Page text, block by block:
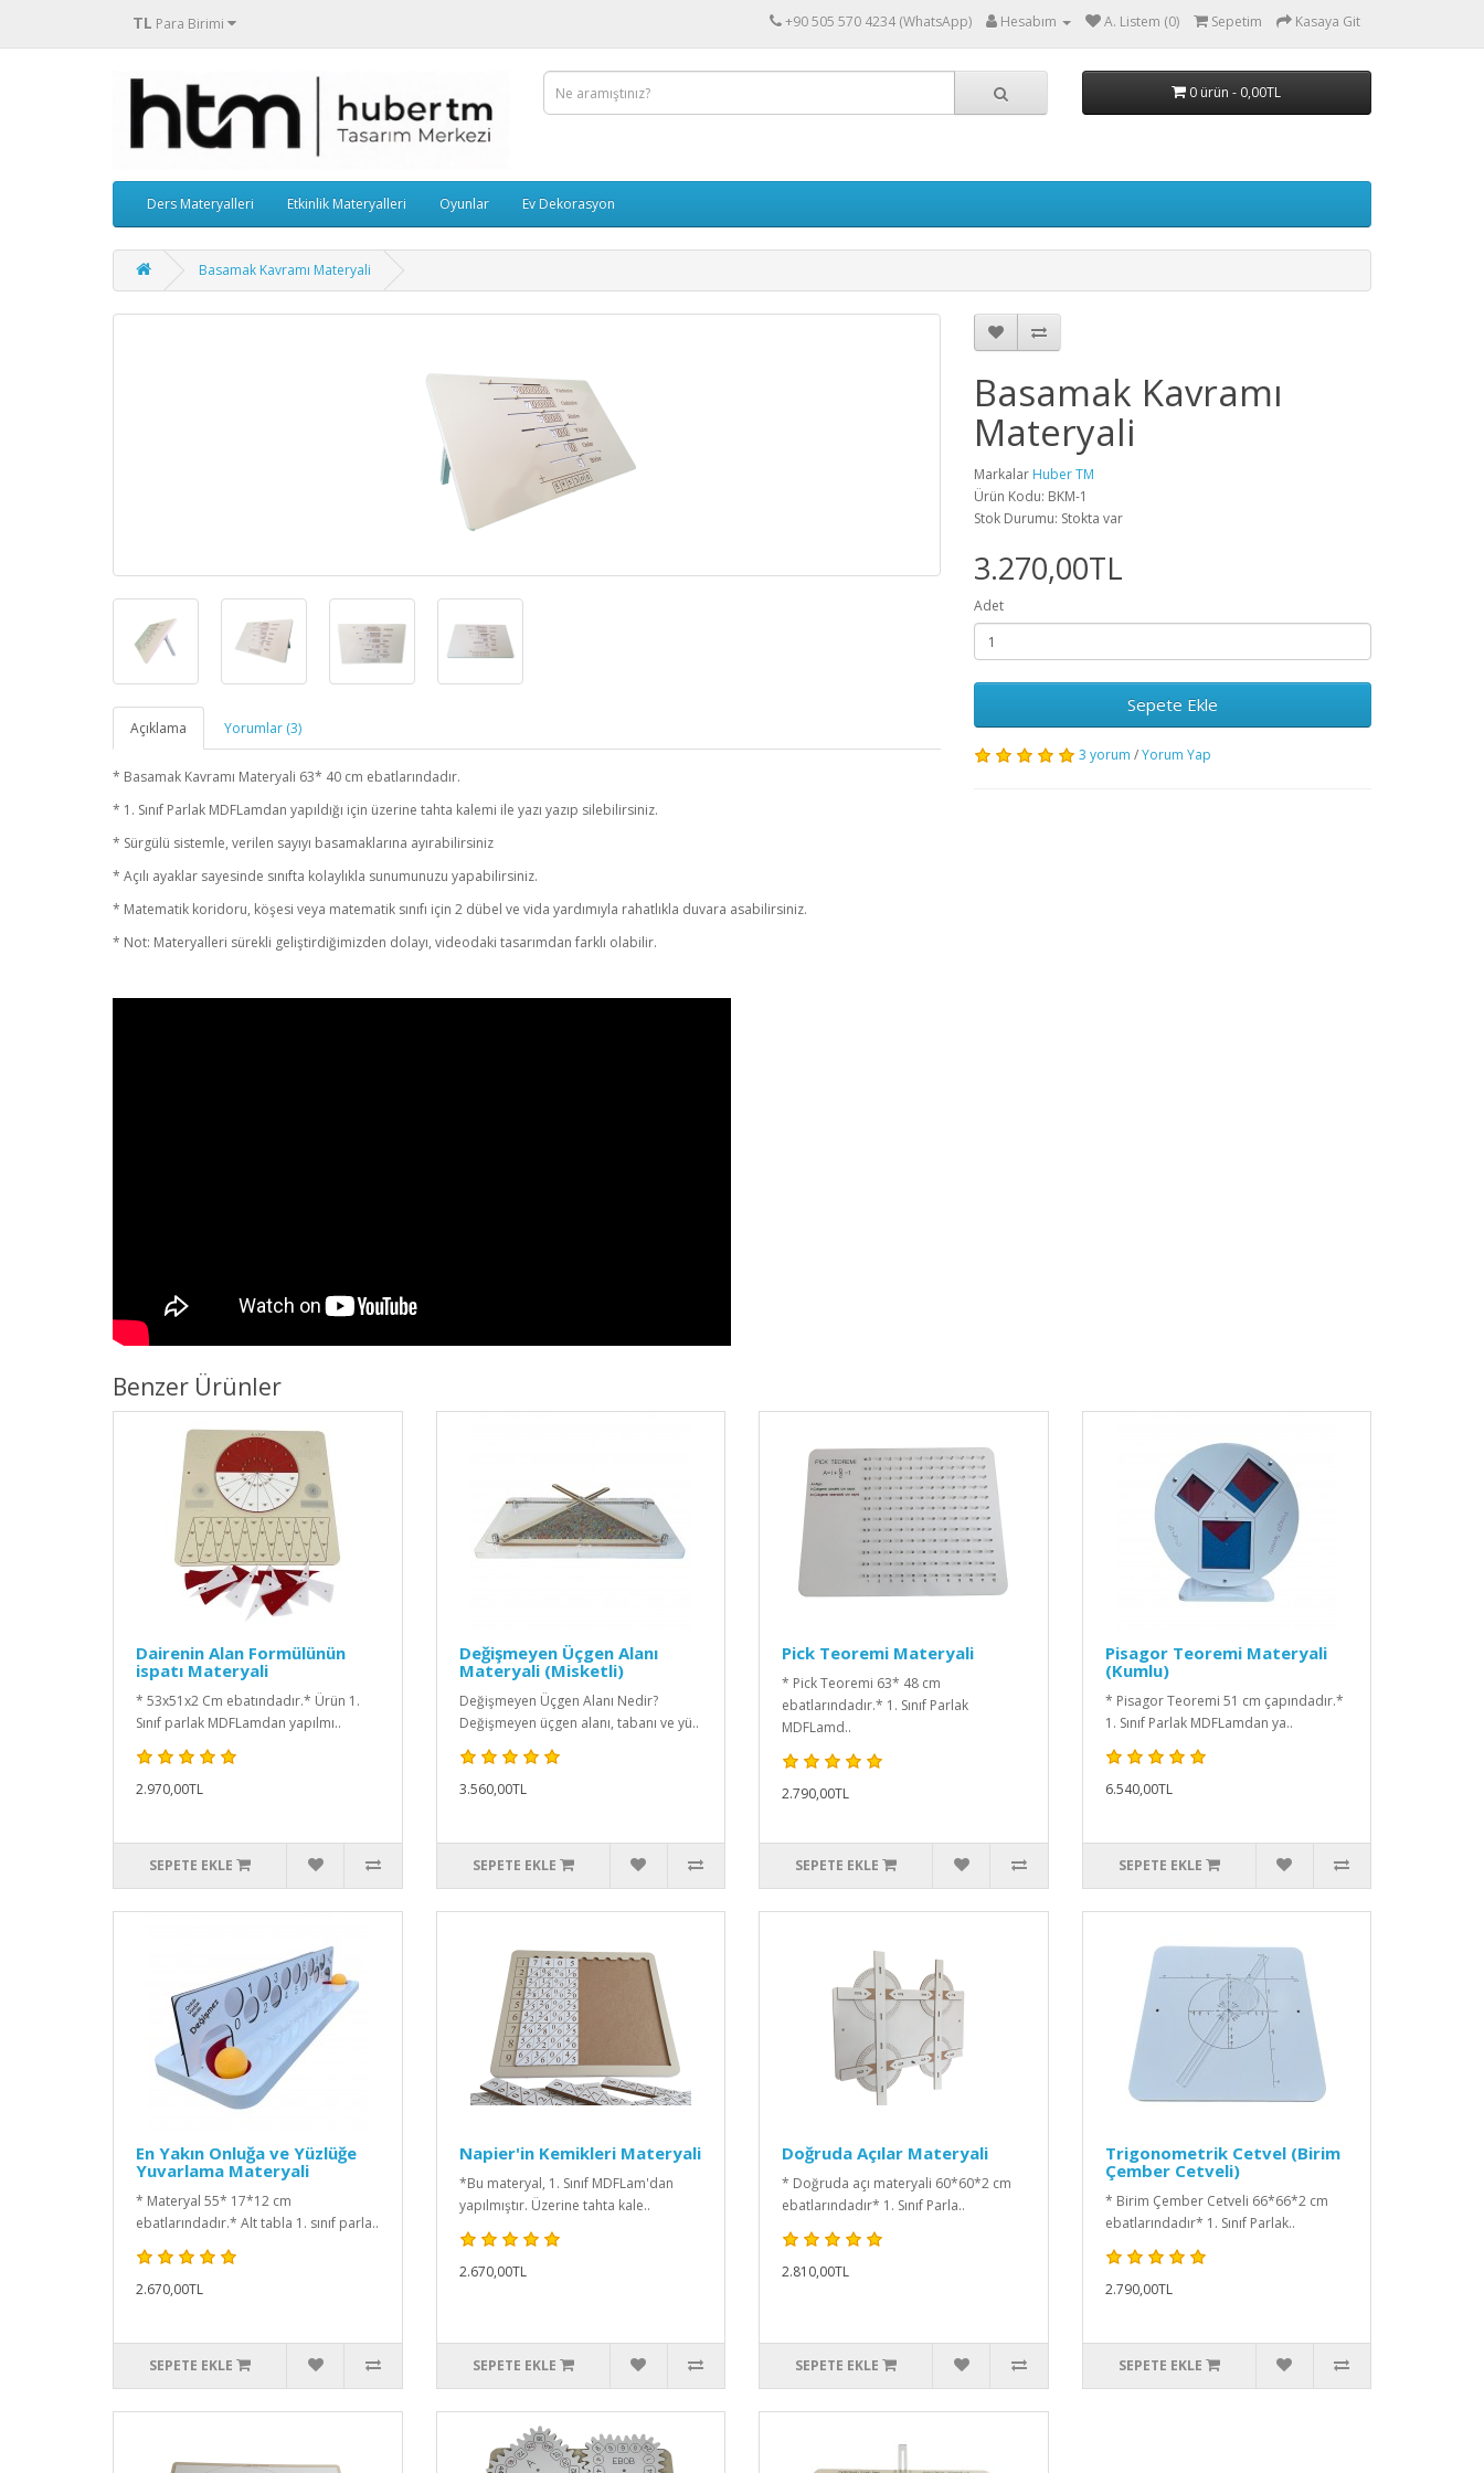
TL Para Birimi +90 505 570 4234 (WhatsApp) Hesabım A. Listem (0) Sepetim Kasaya Git
0 ürün - 0,00TL
Ders Materyalleri Etkinlik Materyalleri Oyunlar Ev Dekorasyon
Basamak Kavramı Materyali
Açıklama Yorumlar (3)
* Basamak Kavramı Materyali 63* 40 cm ebatlarındadır.
* 1. Sınıf Parlak MDFLamdan yapıldığı için üzerine tahta kalemi ile yazı yazıp silebilirsiniz.
* Sürgülü sistemle, verilen sayıyı basamaklarına ayırabilirsiniz
* Açılı ayaklar sayesinde sınıfta kolaylıkla sunumunuzu yapabilirsiniz.
* Matematik koridoru, köşesi veya matematik sınıfı için 2 dübel ve vida yardımıyla rahatlıkla duvara asabilirsiniz.
* Not: Materyalleri sürekli geliştirdiğimizden dolayı, videodaki tasarımdan farklı olabilir.
Basamak Kavramı
Materyali
Markalar Huber TM
Ürün Kodu: BKM-1
Stok Durumu: Stokta var
3.270,00TL
Adet
Sepete Ekle
3 yorum /Yorum Yap
Benzer Ürünler
Dairenin Alan Formülünün
ispatı Materyali
* 53x51x2 Cm ebatındadır.* Ürün 1.
Sınıf parlak MDFLamdan yapılmı..
2.970,00TL
SEPETE EKLE
Değişmeyen Üçgen Alanı
Materyali (Misketli)
Değişmeyen Üçgen Alanı Nedir?
Değişmeyen üçgen alanı, tabanı ve yü..
3.560,00TL
SEPETE EKLE
Pick Teoremi Materyali
* Pick Teoremi 63* 48 cm
ebatlarındadır.* 1. Sınıf Parlak
MDFLamd..
2.790,00TL
SEPETE EKLE
Pisagor Teoremi Materyali
(Kumlu)
* Pisagor Teoremi 51 cm çapındadır.*
1. Sınıf Parlak MDFLamdan ya..
6.540,00TL
SEPETE EKLE
En Yakın Onluğa ve Yüzlüğe
Yuvarlama Materyali
* Materyal 55* 17*12 cm
ebatlarındadır.* Alt tabla 1. sınıf parla..
2.670,00TL
SEPETE EKLE
Napier'in Kemikleri Materyali
*Bu materyal, 1. Sınıf MDFLam'dan
yapılmıştır. Üzerine tahta kale..
2.670,00TL
SEPETE EKLE
Doğruda Açılar Materyali
* Doğruda açı materyali 60*60*2 cm
ebatlarındadır* 1. Sınıf Parla..
2.810,00TL
SEPETE EKLE
Trigonometrik Cetvel (Birim
Çember Cetveli)
* Birim Çember Cetveli 66*66*2 cm
ebatlarındadır* 1. Sınıf Parlak..
2.790,00TL
SEPETE EKLE